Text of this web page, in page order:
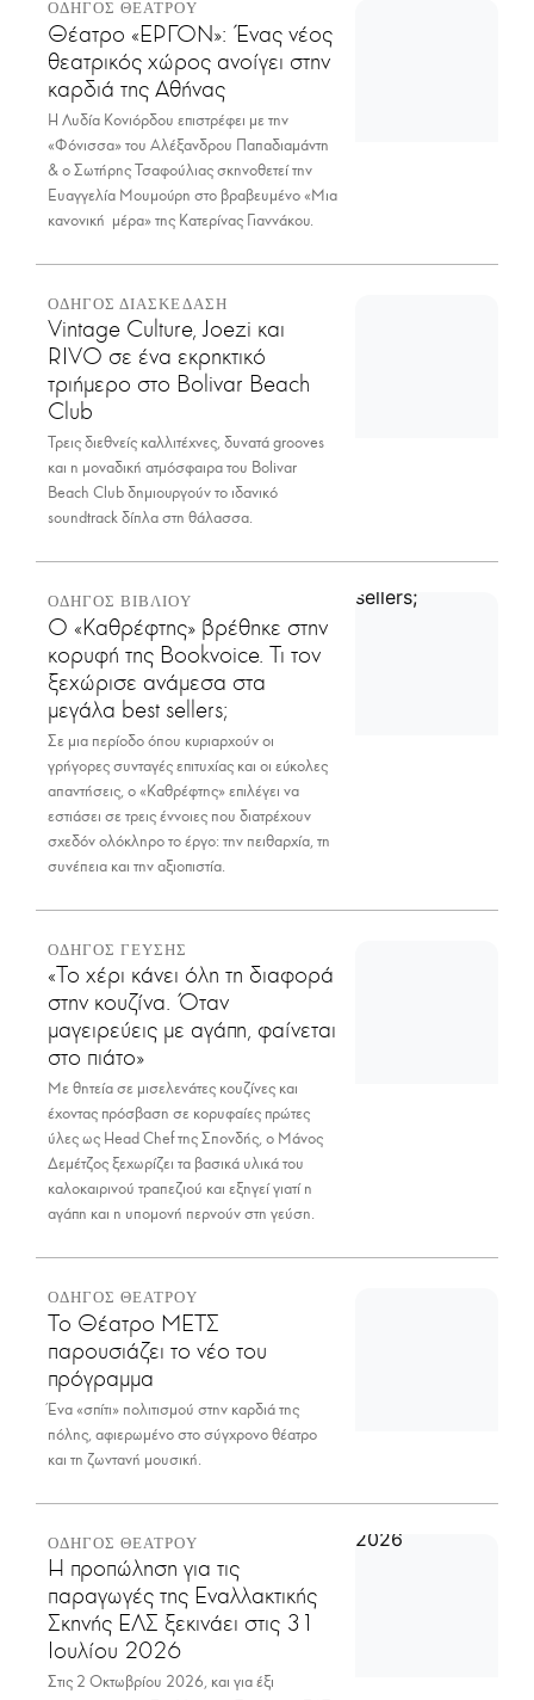
ΟΔΗΓΟΣ ΘΕΑΤΡΟΥ
Θέατρο «ΕΡΓΟΝ»: Ένας νέος
θεατρικός χώρος ανοίγει στην
καρδιά της Αθήνας
Η Λυδία Κονιόρδου επιστρέφει με την
«Φόνισσα» του Αλέξανδρου Παπαδιαμάντη
& ο Σωτήρης Τσαφούλιας σκηνοθετεί την
Ευαγγελία Μουμούρη στο βραβευμένο «Μια
κανονική μέρα» της Κατερίνας Γιαννάκου.
ΟΔΗΓΟΣ ΔΙΑΣΚΕΔΑΣΗ
Vintage Culture, Joezi και
RIVO σε ένα εκρηκτικό
τριήμερο στο Bolivar Beach
Club
Τρεις διεθνείς καλλιτέχνες, δυνατά grooves
και η μοναδική ατμόσφαιρα του Bolivar
Beach Club δημιουργούν το ιδανικό
soundtrack δίπλα στη θάλασσα.
ΟΔΗΓΟΣ ΒΙΒΛΙΟΥ
Ο «Καθρέφτης» βρέθηκε στην
κορυφή της Bookvoice. Τι τον
ξεχώρισε ανάμεσα στα
μεγάλα best sellers;
Σε μια περίοδο όπου κυριαρχούν οι
γρήγορες συνταγές επιτυχίας και οι εύκολες
απαντήσεις, ο «Καθρέφτης» επιλέγει να
εστιάσει σε τρεις έννοιες που διατρέχουν
σχεδόν ολόκληρο το έργο: την πειθαρχία, τη
συνέπεια και την αξιοπιστία.
ΟΔΗΓΟΣ ΓΕΥΣΗΣ
«Το χέρι κάνει όλη τη διαφορά
στην κουζίνα. Όταν
μαγειρεύεις με αγάπη, φαίνεται
στο πιάτο»
Με θητεία σε μισελενάτες κουζίνες και
έχοντας πρόσβαση σε κορυφαίες πρώτες
ύλες ως Head Chef της Σπονδής, ο Μάνος
Δεμέτζος ξεχωρίζει τα βασικά υλικά του
καλοκαιρινού τραπεζιού και εξηγεί γιατί η
αγάπη και η υπομονή περνούν στη γεύση.
ΟΔΗΓΟΣ ΘΕΑΤΡΟΥ
Το Θέατρο ΜΕΤΣ
παρουσιάζει το νέο του
πρόγραμμα
Ένα «σπίτι» πολιτισμού στην καρδιά της
πόλης, αφιερωμένο στο σύγχρονο θέατρο
και τη ζωντανή μουσική.
ΟΔΗΓΟΣ ΘΕΑΤΡΟΥ
Η προπώληση για τις
παραγωγές της Εναλλακτικής
Σκηνής ΕΛΣ ξεκινάει στις 31
Ιουλίου 2026
Στις 2 Οκτωβρίου 2026, και για έξι